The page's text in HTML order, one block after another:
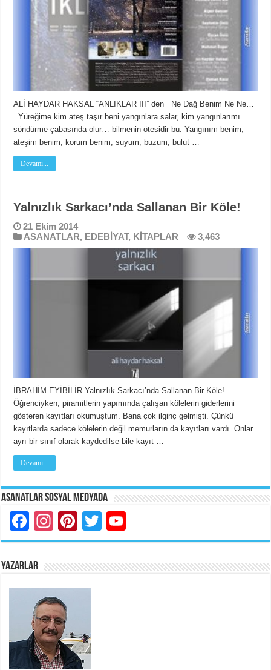
ALİ HAYDAR HAKSAL “ANLIKLAR III” den Ne Dağ Benim Ne Ne…
Yüreğime kim ateş taşır beni yangınlara salar, kim yangınlarımı
söndürme çabasında olur… bilmenin ötesidir bu. Yangınım benim,
ateşim benim, korum benim, suyum, buzum, bulut …
Devamı...
Yalnızlık Sarkacı’nda Sallanan Bir Köle!
21 Ekim 2014
ASANATLAR, EDEBİYAT, KİTAPLAR 3,463
İBRAHİM EYİBİLİR Yalnızlık Sarkacı’nda Sallanan Bir Köle!
Öğrenciyken, piramitlerin yapımında çalışan kölelerin giderlerini
gösteren kayıtları okumuştum. Bana çok ilginç gelmişti. Çünkü
kayıtlarda sadece kölelerin değil memurların da kayıtları vardı. Onlar
ayrı bir sınıf olarak kaydedilse bile kayıt …
Devamı...
Asanatlar Sosyal Medyada
Facebook
Instagram
Pinterest
Twitter
YAZARLAR